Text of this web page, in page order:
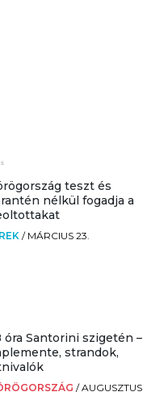
teszt és
nélkül fogadja a
/ MÁRCIUS 23.
óra Santorini szigetén –
strandok,
/AUGUSZTUS